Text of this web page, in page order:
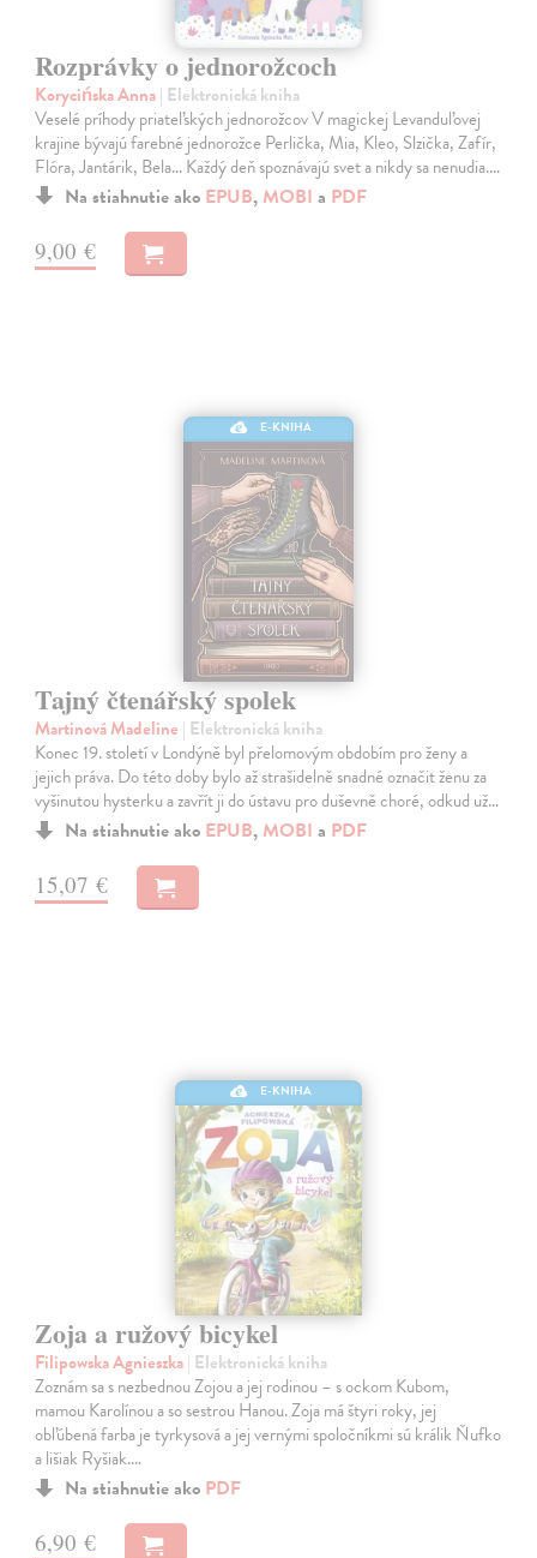
Rozprávky o jednorožcoch
Korycińska Anna| Elektronická kniha
Veselé príhody priateľských jednorožcov V magickej Levanduľovej
krajine bývajú farebné jednorožce Perlička, Mia, Kleo, Slzička, Zafír,
Flóra, Jantárik, Bela... Každý deň spoznávajú svet a nikdy sa nenudia.…
Na stiahnutie ako EPUB, MOBI a PDF
9,00 €
E-KNIHA
Tajný čtenářský spolek
Martinová Madeline | Elektronická kniha
Konec 19. století v Londýně byl přelomovým obdobím pro ženy a
jejich práva. Do této doby bylo až strašidelně snadné označit ženu za
vyšinutou hysterku a zavřít ji do ústavu pro duševně choré, odkud už…
Na stiahnutie ako EPUB, MOBI a PDF
15,07 €
E-KNIHA
Zoja a ružový bicykel
Filipowska Agnieszka| Elektronická kniha
Zoznám sa s nezbednou Zojou a jej rodinou – s ockom Kubom,
mamou Karolínou a so sestrou Hanou. Zoja má štyri roky, jej
obľúbená farba je tyrkysová a jej vernými spoločníkmi sú králik Ňufko
a lišiak Ryšiak.…
Na stiahnutie ako PDF
6,90 €